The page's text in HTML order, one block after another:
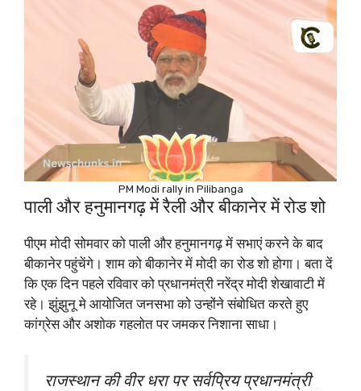
PM Modi rally in Pilibanga
पाली और हनुमानगढ़ में रैली और बीकानेर में रोड शो
पीएम मोदी सोमवार को पाली और हनुमानगढ़ में सभाएं करने के बाद
बीकानेर पहुंचेंगे। शाम को बीकानेर में मोदी का रोड शो होगा। बता दें
कि एक दिन पहले रविवार को प्रधानमंत्री नरेंद्र मोदी शेखावाटी में
रहे। झुंझुनू मे आयोजित जनसभा को उन्होंने संबोधित करते हुए
कांग्रेस और अशाेक गहलोत पर जमकर निशाना साधा।
राजस्थान की वीर धरा पर सर्वप्रिय प्रधानमंत्री